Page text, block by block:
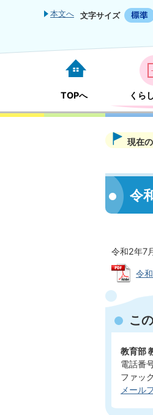
本文へ 文字サイズ
TOPへ くら
現在
令
令和2年7
令
こ
教育部
電話番
ファッ
メール